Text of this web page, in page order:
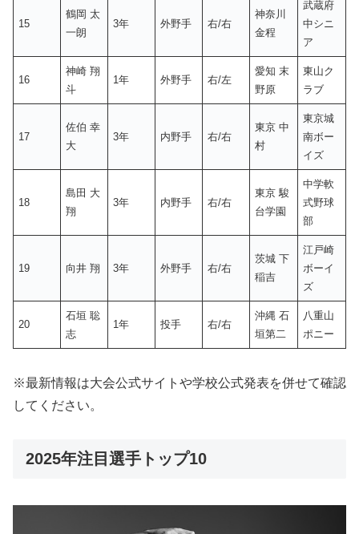
15
鶴岡 太
一朗
3年 外野手 右/右
神奈川
金程
武蔵府
中シニ
ア
16
神崎 翔
斗
1年 外野手 右/左
愛知 末
野原
東山ク
ラブ
17
佐伯 幸
大
3年 内野手 右/右
東京 中
村
東京城
南ボー
イズ
18
島田 大
翔
3年 内野手 右/右
東京 駿
台学園
中学軟
式野球
部
19 向井 翔 3年 外野手 右/右
茨城 下
稲吉
江戸崎
ボーイ
ズ
20
石垣 聡
志
1年 投手 右/右
沖縄 石
垣第二
八重山
ポニー
※最新情報は大会公式サイトや学校公式発表を併せて確認
してください。
2025年注目選手トップ10